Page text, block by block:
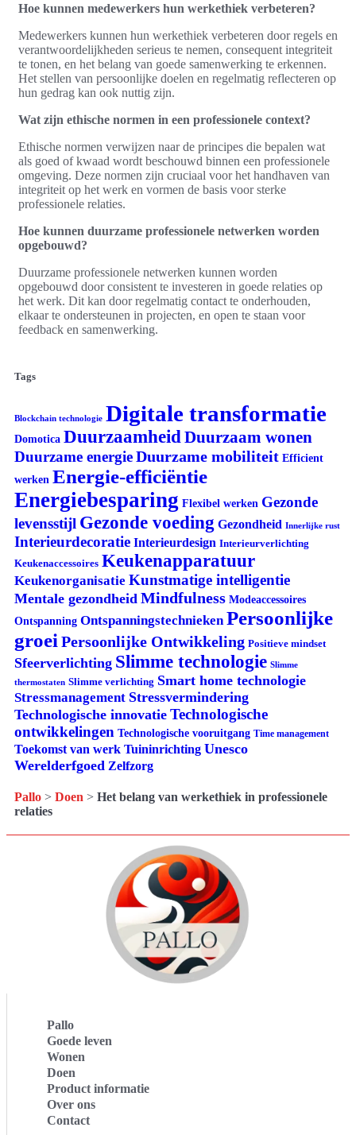
Hoe kunnen medewerkers hun werkethiek verbeteren?
Medewerkers kunnen hun werkethiek verbeteren door regels en
verantwoordelijkheden serieus te nemen, consequent integriteit
te tonen, en het belang van goede samenwerking te erkennen.
Het stellen van persoonlijke doelen en regelmatig reflecteren op
hun gedrag kan ook nuttig zijn.
Wat zijn ethische normen in een professionele context?
Ethische normen verwijzen naar de principes die bepalen wat
als goed of kwaad wordt beschouwd binnen een professionele
omgeving. Deze normen zijn cruciaal voor het handhaven van
integriteit op het werk en vormen de basis voor sterke
professionele relaties.
Hoe kunnen duurzame professionele netwerken worden
opgebouwd?
Duurzame professionele netwerken kunnen worden
opgebouwd door consistent te investeren in goede relaties op
het werk. Dit kan door regelmatig contact te onderhouden,
elkaar te ondersteunen in projecten, en open te staan voor
feedback en samenwerking.
Tags
Blockchain technologie Digitale transformatie
Domotica Duurzaamheid Duurzaam wonen
Duurzame energieDuurzame mobiliteit Efficient
werken Energie-efficiëntie
Energiebesparing Flexibel werken Gezonde
levensstijl Gezonde voeding Gezondheid Innerlijke rust
Interieurdecoratie Interieurdesign Interieurverlichting
Keukenaccessoires Keukenapparatuur
Keukenorganisatie Kunstmatige intelligentie
Mentale gezondheid Mindfulness Modeaccessoires
Ontspanning Ontspanningstechnieken Persoonlijke
groei Persoonlijke Ontwikkeling Positieve mindset
Sfeerverlichting Slimme technologie Slimme
thermostaten Slimme verlichting Smart home technologie
Stressmanagement Stressvermindering
Technologische innovatie Technologische
ontwikkelingen Technologische vooruitgang Time management
Toekomst van werk Tuininrichting Unesco
Werelderfgoed Zelfzorg
Pallo > Doen > Het belang van werkethiek in professionele
relaties
Pallo
Goede leven
Wonen
Doen
Product informatie
Over ons
Contact